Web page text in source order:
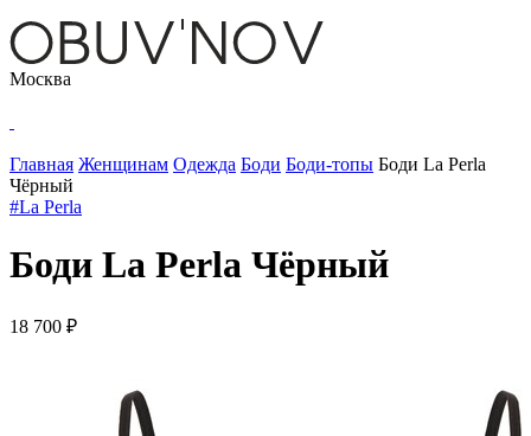
Москва
Главная Женщинам Одежда Боди Боди-топы Боди La Perla
Чёрный
#La Perla
Боди La Perla Чёрный
18 700 ₽